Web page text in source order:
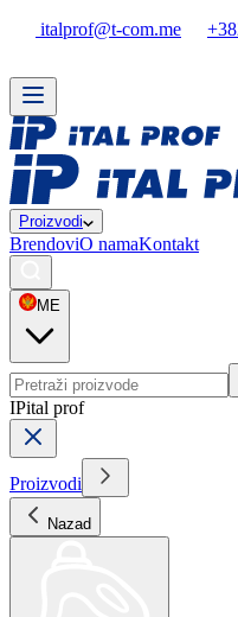
italprof@t-com.me
Proizvodi
BrendoviO namaKontakt
ME
IPital prof
Proizvodi
Nazad